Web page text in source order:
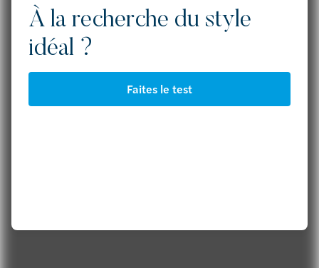
À la recherche du style
idéal ?
Faites le test